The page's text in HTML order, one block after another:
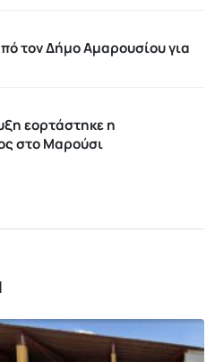
τον Δήμο Αμαρουσίου για
εορτάστηκε η
στο Μαρούσι